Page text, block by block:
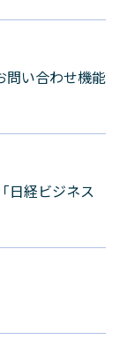
問い合わせ機能
日経ビジネス